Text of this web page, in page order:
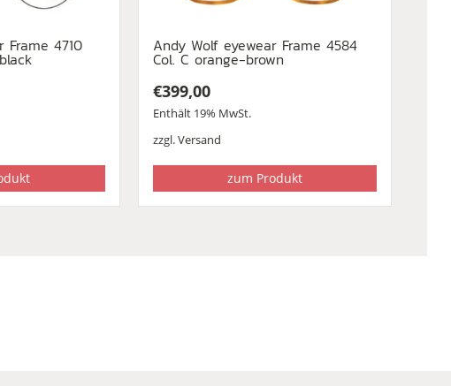
Frame 4710 Andy Wolf eyewear Frame 4584
Col. C orange-brown
€399,00
Enthält 19% MwSt.
zzgl.Versand
zum Produkt